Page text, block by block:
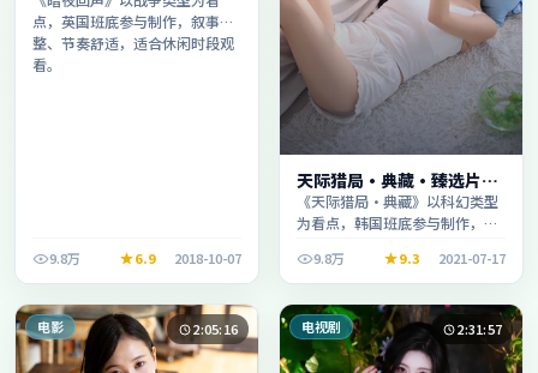
点，英国班底参与制作，叙事完
整、节奏舒适，适合休闲时段观
看。
9.8万 6.9 2018-10-07
天际猎局·典藏·臻选片单
推荐画质清晰观看流畅
《天际猎局·典藏》以科幻类型
为看点，韩国班底参与制作，叙
段观看。
9.8万 9.3 2021-07-17
电影 2:05:16 电视剧 2:31:57